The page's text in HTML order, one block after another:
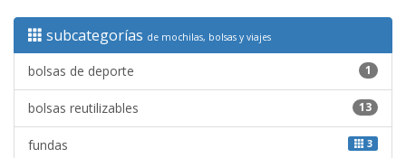
subcategorías de mochilas, bolsas y viajes
1
bolsas de deporte
13
bolsas reutilizables
3
fundas